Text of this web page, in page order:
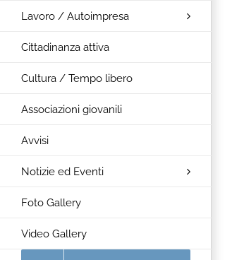
Lavoro / Autoimpresa
Cittadinanza attiva
Cultura / Tempo libero
Associazioni giovanili
Avvisi
Notizie ed Eventi
Foto Gallery
Video Gallery